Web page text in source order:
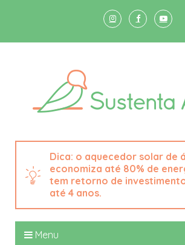
o aquecedor solar de
economiza até 80% de
tem retorno de
até 4 anos.
Menu